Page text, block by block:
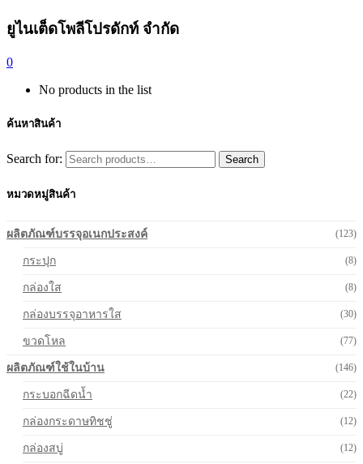
ยูไนเต็ดโพลีโปรดักท์ จำกัด
0
No products in the list
ค้นหาสินค้า
Search for: Search
หมวดหมู่สินค้า
ผลิตภัณฑ์บรรจุอเนกประสงค์ (123)
กระปุก (8)
กล่องใส (8)
กล่องบรรจุอาหารใส (30)
ขวดโหล (77)
ผลิตภัณฑ์ใช้ในบ้าน (146)
กระบอกฉีดน้ำ (22)
กล่องกระดาษทิชชู่ (12)
กล่องสบู่ (12)